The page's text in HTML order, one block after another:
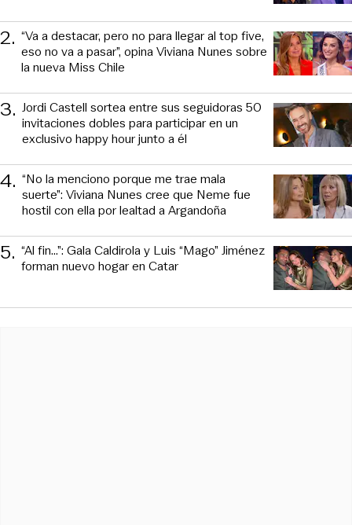
2. “Va a destacar, pero no para llegar al top five,
eso no va a pasar”, opina Viviana Nunes sobre
la nueva Miss Chile
3. Jordi Castell sortea entre sus seguidoras 50
invitaciones dobles para participar en un
exclusivo happy hour junto a él
4. “No la menciono porque me trae mala
suerte”: Viviana Nunes cree que Neme fue
hostil con ella por lealtad a Argandoña
5. “Al fin…”: Gala Caldirola y Luis “Mago” Jiménez
forman nuevo hogar en Catar